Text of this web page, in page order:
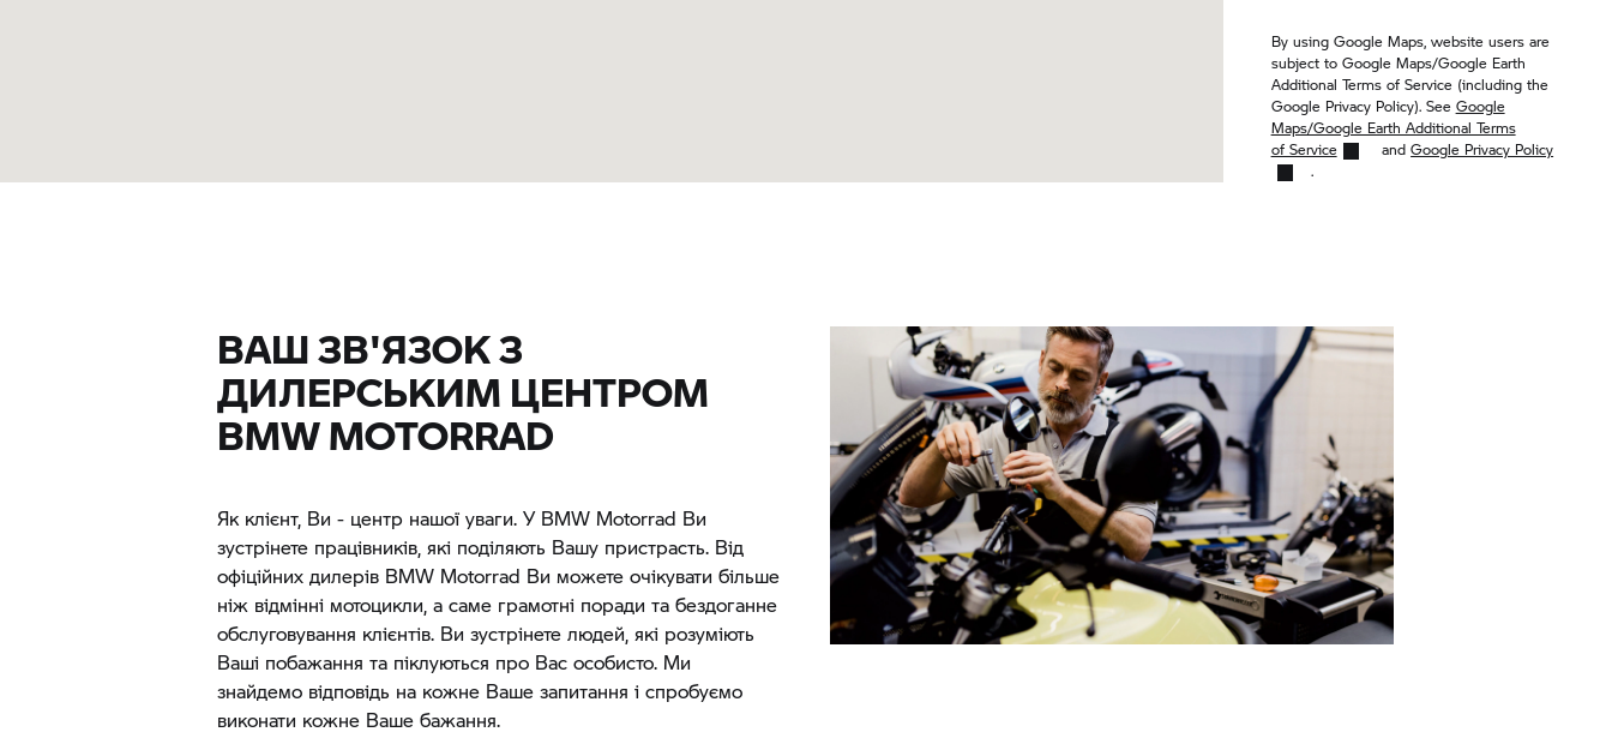
By using Google Maps, website users are
subject to Google Maps/Google Earth
Additional Terms of Service (including the
Google Privacy Policy). See Google
Maps/Google Earth Additional Terms
of Service
andGoogle Privacy Policy
.
ВАШ ЗВ'ЯЗОК З
ДИЛЕРСЬКИМ ЦЕНТРОМ
BMW MOTORRAD
Як клієнт, Ви - центр нашої уваги. У BMW Motorrad Ви
зустрінете працівників, які поділяють Вашу пристрасть. Від
офіційних дилерів BMW Motorrad Ви можете очікувати більше
ніж відмінні мотоцикли, а саме грамотні поради та бездоганне
обслуговування клієнтів. Ви зустрінете людей, які розуміють
Ваші побажання та піклуються про Вас особисто. Ми
знайдемо відповідь на кожне Ваше запитання і спробуємо
виконати кожне Ваше бажання.